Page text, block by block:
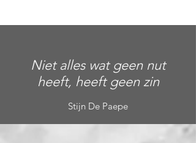
Niet alles wat geen nut
heeft, heeft geen zin
Stijn De Paepe